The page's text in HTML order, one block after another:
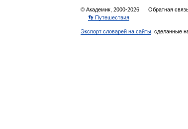
© Академик, 2000-2026 Обратная
👣 Путешествия
Экспорт словарей на сайты , сделанные